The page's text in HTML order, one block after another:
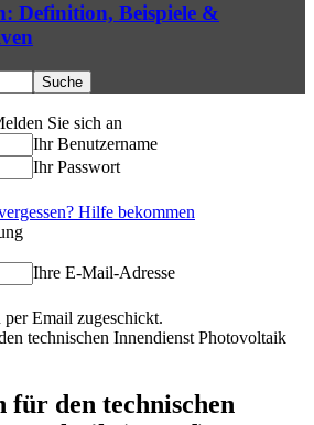
Definition, Beispiele &
Sie sich an
Ihr Benutzername
Ihr Passwort
Hilfe bekommen
Ihre E-Mail-Adresse
Email zugeschickt.
technischen Innendienst Photovoltaik
den technischen